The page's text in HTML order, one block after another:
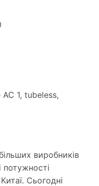
1, tubeless,
виробників
потужності
Сьогодні